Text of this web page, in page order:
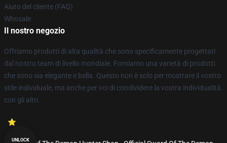
Aiuto del cliente (FAQ)
Whosale
Il nostro negozio
Offriamo prodotti di alta qualità che sono specificamente progettati
dal nostro team di livello mondiale. Forniamo una varietà di prodotti
che sono sia elegante e bella. Questo non è solo per mostrare il vostro
stile individuale, ma anche per voi di condividere la vostra individualità
con gli altri.
UNLOCK